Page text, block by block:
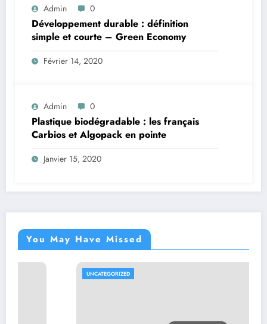
Admin 0
Développement durable : définition
simple et courte – Green Economy
Février 14, 2020
Admin 0
Plastique biodégradable : les français
Carbios et Algopack en pointe
Janvier 15, 2020
You May Have Missed
UNCATEGORIZED